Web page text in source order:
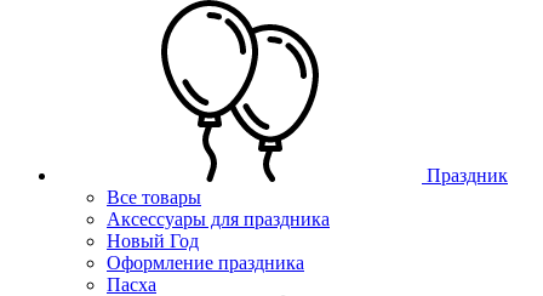
Праздник
Все товары
Аксессуары для праздника
Новый Год
Оформление праздника
Пасха